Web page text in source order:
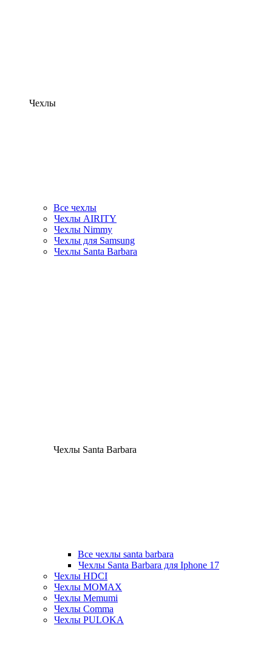
Чехлы
Все чехлы
Чехлы AIRITY
Чехлы Nimmy
Чехлы для Samsung
Чехлы Santa Barbara
Чехлы Santa Barbara
Все чехлы santa barbara
Чехлы Santa Barbara для Iphone 17
Чехлы HDCI
Чехлы MOMAX
Чехлы Memumi
Чехлы Comma
Чехлы PULOKA